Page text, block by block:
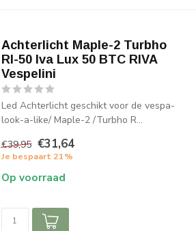
Achterlicht Maple-2 Turbho
Rl-50 Iva Lux 50 BTC RIVA
Vespelini
Led Achterlicht geschikt voor de vespa-
look-a-like/ Maple-2 /Turbho R...
€39,95 €31,64
Je bespaart 21%
Op voorraad